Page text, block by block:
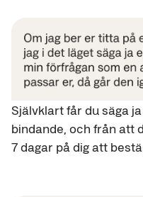
Självklart får du säga
bindande, och från att
7 dagar på dig att